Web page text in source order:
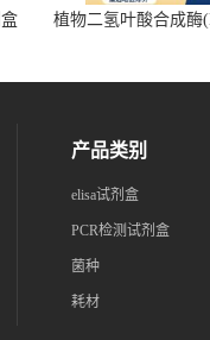
植物二氢叶酸合成酶
产品类别
elisa试剂盒
PCR检测试剂盒
菌种
耗材